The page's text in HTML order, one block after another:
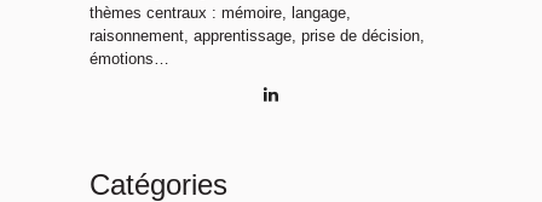
thèmes centraux : mémoire, langage,
raisonnement, apprentissage, prise de décision,
émotions…
Catégories